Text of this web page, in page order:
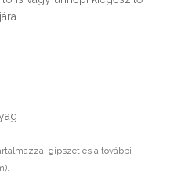
gipszet és a további